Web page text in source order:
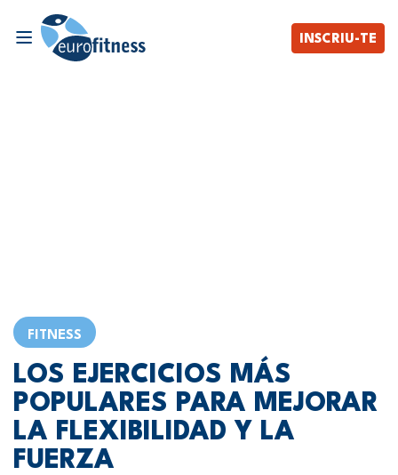
INSCRIU-TE
FITNESS
LOS EJERCICIOS MÁS
POPULARES PARA MEJORAR
LA FLEXIBILIDAD Y LA
FUERZA